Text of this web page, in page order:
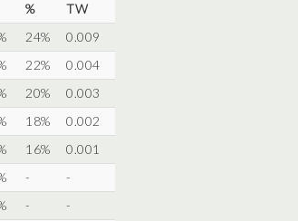
%
TW
24%
0.009
22%
0.004
20%
0.003
18%
0.002
16%
0.001
-
-
-
-